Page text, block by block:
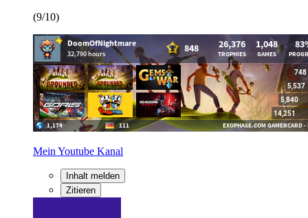
(9/10)
Mein Youtube Kanal
Inhalt melden
Zitieren